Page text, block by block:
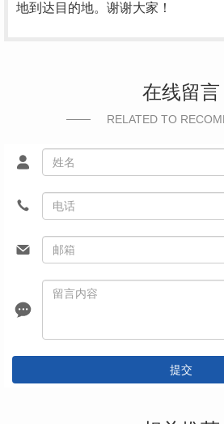
地到达目的地。谢谢大家！
在线留言
RELATED TO
提交